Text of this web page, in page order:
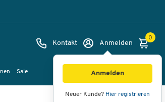
Kontakt Anmelden
Anmelden
Neuer Kunde? Hier registrieren
0
Sale360°-Ansicht